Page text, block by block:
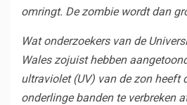
omringt. De zombie wordt dan
Wat onderzoekers van de
Wales zojuist hebben
ultraviolet(UV) van de zon heeft
onderlinge banden te verbreken